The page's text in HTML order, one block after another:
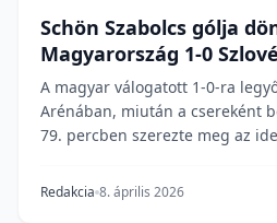
Schön Szabolcs gólja
Magyarország 1-0
A magyar válogatott 1-0-ra
Arénában, miután a csereként
79. percben szerezte meg az
Redakcia 8. április 2026